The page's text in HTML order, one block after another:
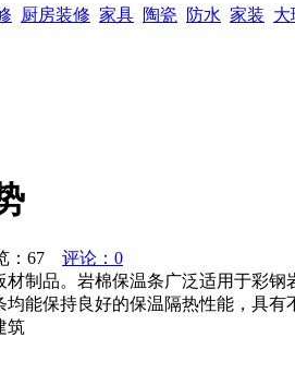
厨房装修 家具 陶瓷 防水 家装 大
67
评论：0
制品。岩棉保温条广泛适用于彩
能保持良好的保温隔热性能，具
筑